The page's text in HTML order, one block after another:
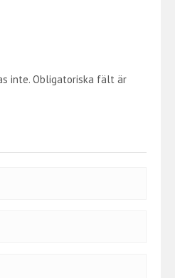
inte. Obligatoriska fält är